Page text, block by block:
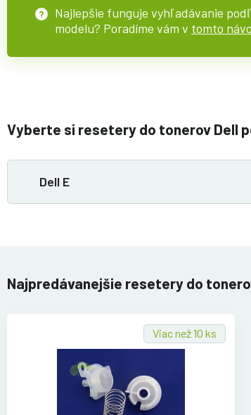
?
Najlepšie funguje vyhľadávanie
modelu? Poradíme vám v tomto
Vyberte si resetery do tonerov Dell
Dell E
Najpredávanejšie resetery do
Viac než 10 ks